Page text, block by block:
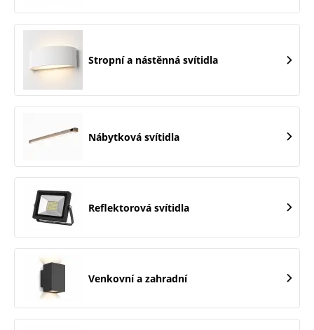
Stropní a nástěnná svítidla
Nábytková svítidla
Reflektorová svítidla
Venkovní a zahradní